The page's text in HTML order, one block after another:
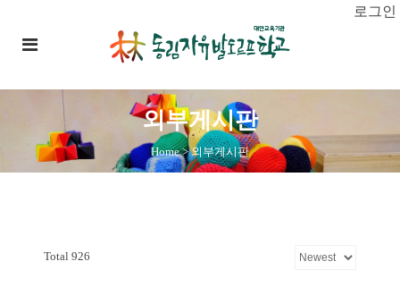
로그인
외부게시판
Home>외부게시판
Total 926